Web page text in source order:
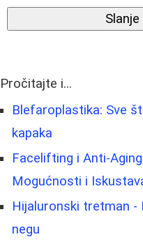
Pročitajte i...
Blefaroplastika: Sve
kapaka
Facelifting i Anti-
Mogućnosti i
Hijaluronski tretman -
negu